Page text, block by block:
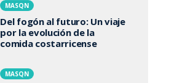
MASQN
Del fogón al futuro: Un viaje
por la evolución de la
comida costarricense
MASQN